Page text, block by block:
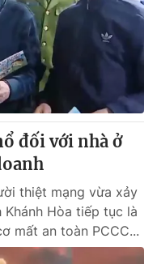
đối với nhà ở
thiệt mạng vừa xảy
Hòa tiếp tục là
mất an toàn PCCC...